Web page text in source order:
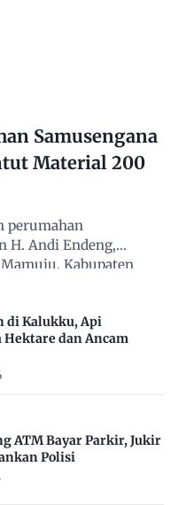
Samusengana
Material 200
perumahan
H. Andi Endeng,
Kabupaten
di Kalukku, Api
dan Ancam
ATM Bayar Parkir, Jukir
Polisi